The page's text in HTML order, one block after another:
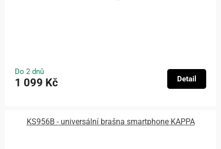
Do 2 dnů
1 099 Kč Detail
KS956B - universální brašna smartphone KAPPA